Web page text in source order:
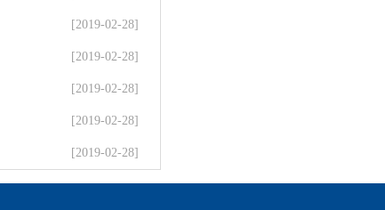
[2019-02-28]
[2019-02-28]
[2019-02-28]
[2019-02-28]
[2019-02-28]